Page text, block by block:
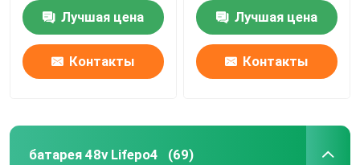
Лучшая цена
Контакты
Лучшая цена
Контакты
батарея 48v Lifepo4 (69)